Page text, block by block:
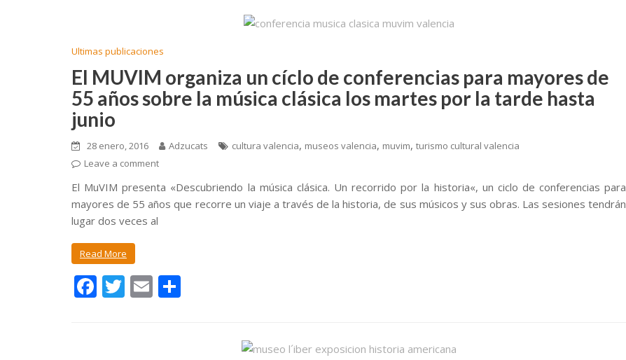
o
o
k
ti
r
Ultimas publicaciones
El MUVIM organiza un cíclo de conferencias para mayores de
55 años sobre la música clásica los martes por la tarde hasta
junio
28 enero, 2016 Adzucats cultura valencia, museos valencia, muvim, turismo cultural valencia
Leave a comment
El MuVIM presenta «Descubriendo la música clásica. Un recorrido por la historia«, un ciclo de conferencias para
mayores de 55 años que recorre un viaje a través de la historia, de sus músicos y sus obras. Las sesiones tendrán
lugar dos veces al
Read More
F T E